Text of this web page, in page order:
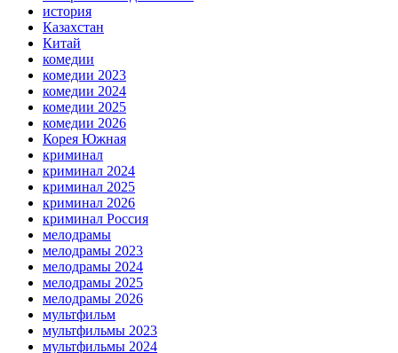
история
Казахстан
Китай
комедии
комедии 2023
комедии 2024
комедии 2025
комедии 2026
Корея Южная
криминал
криминал 2024
криминал 2025
криминал 2026
криминал Россия
мелодрамы
мелодрамы 2023
мелодрамы 2024
мелодрамы 2025
мелодрамы 2026
мультфильм
мультфильмы 2023
мультфильмы 2024